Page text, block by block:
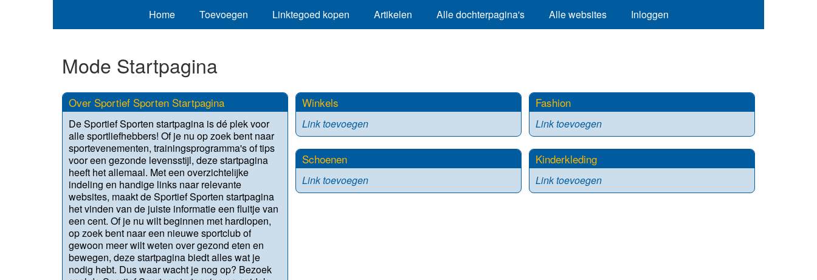
Home Toevoegen Linktegoed kopen Artikelen Alle dochterpagina's Alle websites Inloggen
Mode Startpagina
Over Sportief Sporten Startpagina
De Sportief Sporten startpagina is dé plek voor
alle sportliefhebbers! Of je nu op zoek bent naar
sportevenementen, trainingsprogramma's of tips
voor een gezonde levensstijl, deze startpagina
heeft het allemaal. Met een overzichtelijke
indeling en handige links naar relevante
websites, maakt de Sportief Sporten startpagina
het vinden van de juiste informatie een fluitje van
een cent. Of je nu wilt beginnen met hardlopen,
op zoek bent naar een nieuwe sportclub of
gewoon meer wilt weten over gezond eten en
bewegen, deze startpagina biedt alles wat je
nodig hebt. Dus waar wacht je nog op? Bezoek
Winkels
Link toevoegen
Schoenen
Link toevoegen
Fashion
Link toevoegen
Kinderkleding
Link toevoegen